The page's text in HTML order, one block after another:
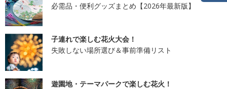
必需品・便利グッズまとめ【2026年最新版】
子連れで楽しむ花火大会！
失敗しない場所選び＆事前準備リスト
遊園地・テーマパークで楽しむ花火！